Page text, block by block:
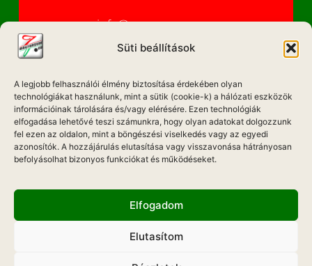
Süti beállítások
A legjobb felhasználói élmény biztosítása érdekében olyan
technológiákat használunk, mint a sütik (cookie-k) a hálózati eszközök
információinak tárolására és/vagy elérésére. Ezen technológiák
elfogadása lehetővé teszi számunkra, hogy olyan adatokat dolgozzunk
fel ezen az oldalon, mint a böngészési viselkedés vagy az egyedi
azonosítók. A hozzájárulás elutasítása vagy visszavonása hátrányosan
befolyásolhat bizonyos funkciókat és működéseket.
Elfogadom
Elutasítom
info@magyarzene.eu
IMPRESSZUM
ETIKAI KÓDEX
MÉDIA AJÁNLAT
ADATKEZELÉSI NYILATKOZAT
Hadd Szóljon!